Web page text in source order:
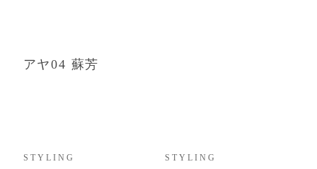
アヤ04 蘇芳
STYLING STYLING